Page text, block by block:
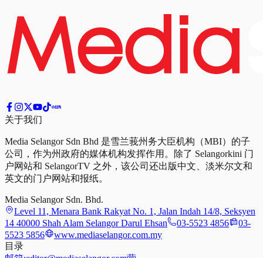
关于我们
Media Selangor Sdn Bhd 是雪兰莪州务大臣机构（MBI）的子
公司，作为州政府的媒体机构发挥作用。除了 Selangorkini 门
户网站和 SelangorTV 之外，该公司还出版中文、淡米尔文和
英文的门户网站和报纸。
Media Selangor Sdn. Bhd.
Level 11, Menara Bank Rakyat No. 1, Jalan Indah 14/8, Seksyen
14 40000 Shah Alam Selangor Darul Ehsan
03-5523 4856
03-
5523 5856
www.mediaselangor.com.my
目录